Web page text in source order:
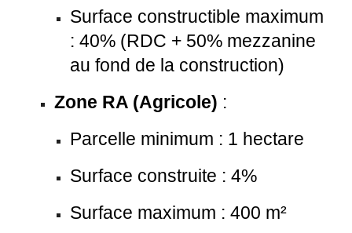
Surface constructible maximum
: 40% (RDC + 50% mezzanine
au fond de la construction)
Zone RA (Agricole) :
Parcelle minimum : 1 hectare
Surface construite : 4%
Surface maximum : 400 m²